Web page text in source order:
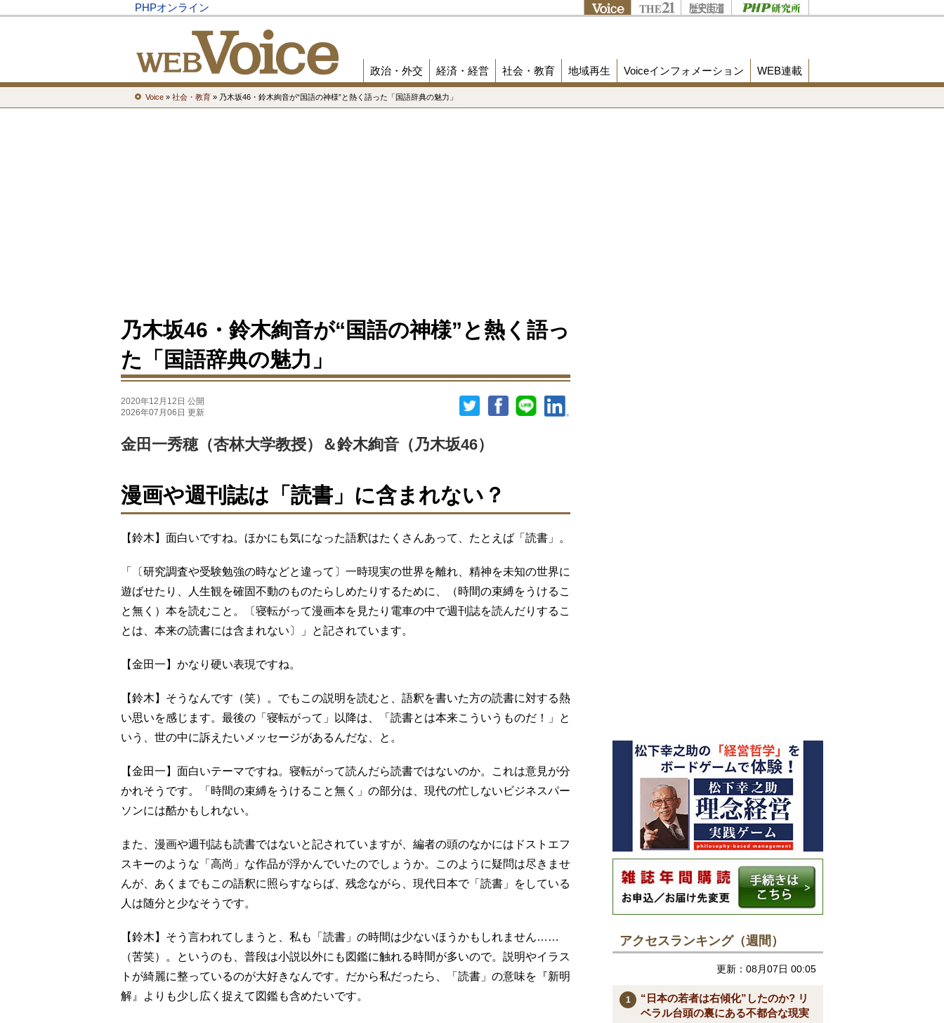
PHPオンライン
政治・外交 経済・経営 社会・教育 地域再生 Voiceインフォメーション WEB連載
Voice » 社会・教育 » 乃木坂46・鈴木絢音が“国語の神様”と熱く語った「国語辞典の魅力」
乃木坂46・鈴木絢音が“国語の神様”と熱く語っ
た「国語辞典の魅力」
2020年12月12日 公開
2026年07月06日 更新
金田一秀穂（杏林大学教授）＆鈴木絢音（乃木坂46）
漫画や週刊誌は「読書」に含まれない？
【鈴木】面白いですね。ほかにも気になった語釈はたくさんあって、たとえば「読書」。
「〔研究調査や受験勉強の時などと違って〕一時現実の世界を離れ、精神を未知の世界に
遊ばせたり、人生観を確固不動のものたらしめたりするために、（時間の束縛をうけるこ
と無く）本を読むこと。〔寝転がって漫画本を見たり電車の中で週刊誌を読んだりするこ
とは、本来の読書には含まれない〕」と記されています。
【金田一】かなり硬い表現ですね。
【鈴木】そうなんです（笑）。でもこの説明を読むと、語釈を書いた方の読書に対する熱
い思いを感じます。最後の「寝転がって」以降は、「読書とは本来こういうものだ！」と
いう、世の中に訴えたいメッセージがあるんだな、と。
【金田一】面白いテーマですね。寝転がって読んだら読書ではないのか。これは意見が分
かれそうです。「時間の束縛をうけること無く」の部分は、現代の忙しないビジネスパー
ソンには酷かもしれない。
また、漫画や週刊誌も読書ではないと記されていますが、編者の頭のなかにはドストエフ
スキーのような「高尚」な作品が浮かんでいたのでしょうか。このように疑問は尽きませ
んが、あくまでもこの語釈に照らすならば、残念ながら、現代日本で「読書」をしている
人は随分と少なそうです。
【鈴木】そう言われてしまうと、私も「読書」の時間は少ないほうかもしれません……
（苦笑）。というのも、普段は小説以外にも図鑑に触れる時間が多いので。説明やイラス
トが綺麗に整っているのが大好きなんです。だから私だったら、「読書」の意味を『新明
解』よりも少し広く捉えて図鑑も含めたいです。
アクセスランキング（週間）
更新：08月07日 00:05
“日本の若者は右傾化”したのか? リ
ベラル台頭の裏にある不都合な現実